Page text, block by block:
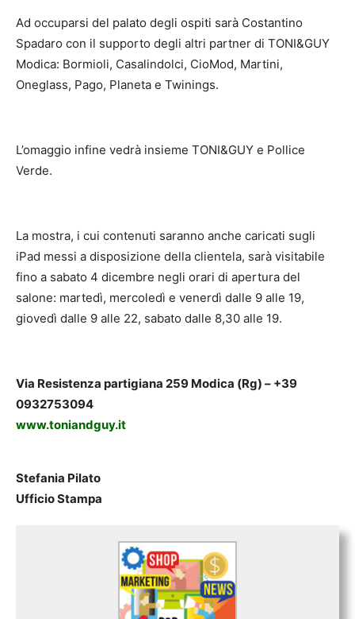
Ad occuparsi del palato degli ospiti sarà Costantino
Spadaro con il supporto degli altri partner di TONI&GUY
Modica: Bormioli, Casalindolci, CioMod, Martini,
Oneglass, Pago, Planeta e Twinings.
L’omaggio infine vedrà insieme TONI&GUY e Pollice
Verde.
La mostra, i cui contenuti saranno anche caricati sugli
iPad messi a disposizione della clientela, sarà visitabile
fino a sabato 4 dicembre negli orari di apertura del
salone: martedì, mercoledì e venerdì dalle 9 alle 19,
giovedì dalle 9 alle 22, sabato dalle 8,30 alle 19.
Via Resistenza partigiana 259 Modica (Rg) – +39
0932753094
www.toniandguy.it
Stefania Pilato
Ufficio Stampa